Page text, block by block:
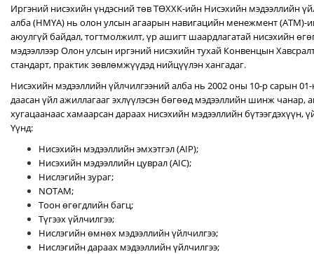
Иргэний нисэхийн үндэсний төв ТӨХХК-ийн Нисэхийн мэдээллийн
алба (НМҮА) нь олон улсын агаарын навигацийн менежмент (ATM)-
аюулгүй байдал, тогтмолжилт, үр ашигт шаардлагатай нисэхийн
мэдээллээр Олон улсын иргэний нисэхийн тухай Конвенцын
стандарт, практик зөвлөмжүүдэд нийцүүлэн хангадаг.
Нисэхийн мэдээллийн үйлчилгээний алба нь 2002 оны 10-р сарын
даасан үйл ажиллагааг эхлүүлэсэн бөгөөд мэдээллийн шинж чанар,
хугацаанаас хамаарсан дараах нисэхийн мэдээллийн бүтээгдэхүүн,
Үүнд:
Нисэхийн мэдээллийн эмхэтгэл (AIP);
Нисэхийн мэдээллийн цуврал (AIC);
Нислэгийн зураг;
NOTAM;
Тоон өгөгдлийн багц;
Түгээх үйлчилгээ;
Нислэгийн өмнөх мэдээллийн үйлчилгээ;
Нислэгийн дараах мэдээллийн үйлчилгээ;